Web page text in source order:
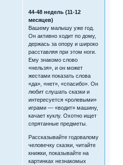
44-48 недель (11-12
месяцев)
Вашему малышу уже год.
Он активно ходит по дому,
держась за опору и широко
расставляя при этом ноги.
Ему знакомо слово
«нельзя», и он может
жестами показать слова
«да», «нет», «спасибо». Он
любит слушать сказки и
интересуется «ролевыми»
играми — «водит» машину,
качает куклу. Охотно ищет
спрятанные предметы.
Рассказывайте годовалому
человечку сказки, читайте
книжки, показывайте на
картинках незнакомых